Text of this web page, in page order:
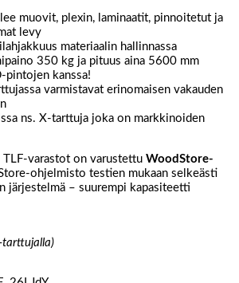
muovit, plexin, laminaatit, pinnoitetut ja
levy
materiaalin hallinnassa
350 kg ja pituus aina 5600 mm
kanssa!
varmistavat erinomaisen vakauden
ns. X-tarttuja joka on markkinoiden
varastot on varustettu WoodStore-
ohjelmisto testien mukaan selkeästi
järjestelmä – suurempi kapasiteetti
tarttujalla)